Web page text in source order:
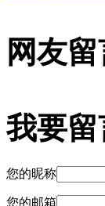
网友
我要留
您的昵称
您的邮箱